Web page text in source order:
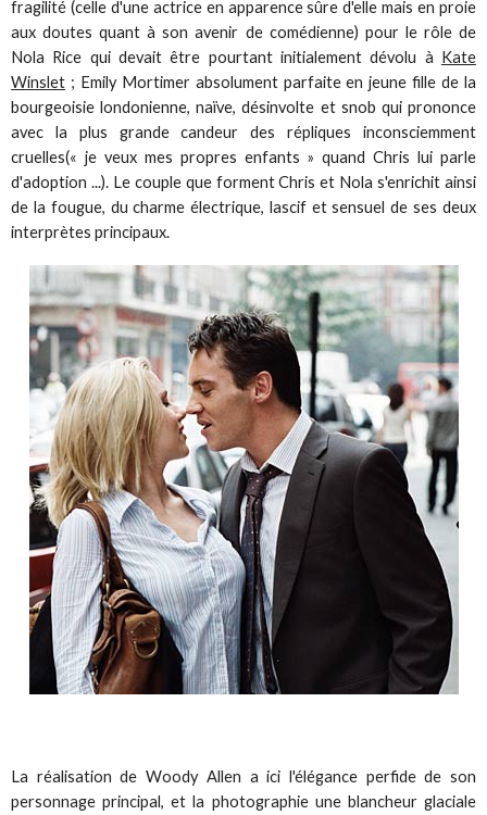
fragilité (celle d'une actrice en apparence sûre d'elle mais en proie
aux doutes quant à son avenir de comédienne) pour le rôle de
Nola Rice qui devait être pourtant initialement dévolu à Kate
Winslet ; Emily Mortimer absolument parfaite en jeune fille de la
bourgeoisie londonienne, naïve, désinvolte et snob qui prononce
avec la plus grande candeur des répliques inconsciemment
cruelles(« je veux mes propres enfants » quand Chris lui parle
d'adoption ...). Le couple que forment Chris et Nola s'enrichit ainsi
de la fougue, du charme électrique, lascif et sensuel de ses deux
interprètes principaux.
La réalisation de Woody Allen a ici l'élégance perfide de son
personnage principal, et la photographie une blancheur glaciale